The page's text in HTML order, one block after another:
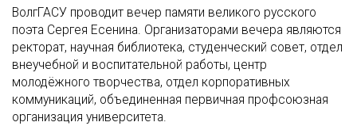
ВолгГАСУ проводит вечер памяти великого русского
поэта Сергея Есенина. Организаторами вечера являются
ректорат, научная библиотека, студенческий совет, отдел
внеучебной и воспитательной работы, центр
молодёжного творчества, отдел корпоративных
коммуникаций, объединенная первичная профсоюзная
организация университета.